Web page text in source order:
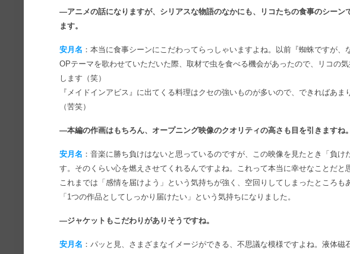
―アニメの話になりますが、シリアスな物語のなかにも、リコたちの食事のシーン
ます。
安月名 ：本当に食事シーンにこだわってらっしゃいますよね。以前『蜘蛛ですが、
OPテーマを歌わせていただいた際、取材で虫を食べる機会があったので、リコの
します（笑）
『メイドインアビス』に出てくる料理はクセの強いものが多いので、できればあま
（苦笑）
―本編の作画はもちろん、オープニング映像のクオリティの高さも目を引きますね。
安月名 ：音楽に勝ち負けはないと思っているのですが、この映像を見たとき「負け
す。そのくらい心を燃えさせてくれるんですよね。これって本当に幸せなことだと
これまでは「感情を届けよう」という気持ちが強く、空回りしてしまったところも
「1つの作品としてしっかり届けたい」という気持ちになりました。
―ジャケットもこだわりがありそうですね。
安月名 ：パッと見、さまざまなイメージができる、不思議な模様ですよね。液体磁